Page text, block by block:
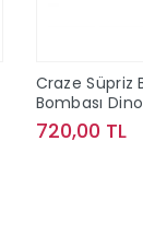
Craze Süpriz
Bombası Dino
720,00 TL